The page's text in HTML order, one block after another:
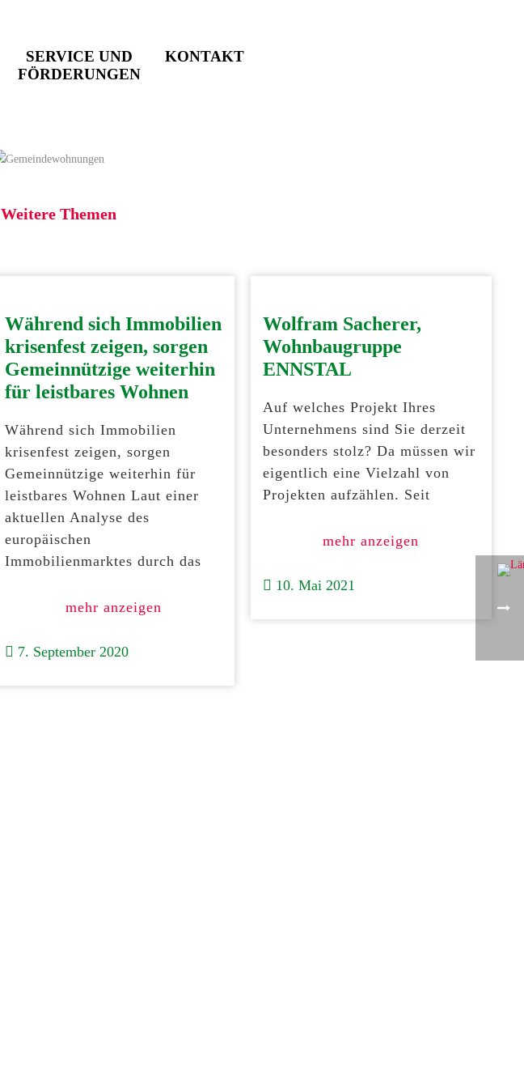
SERVICE UND
FÖRDERUNGEN
KONTAKT
Weitere Themen
Während sich Immobilien
krisenfest zeigen, sorgen
Gemeinnützige weiterhin
für leistbares Wohnen
Während sich Immobilien
krisenfest zeigen, sorgen
Gemeinnützige weiterhin für
leistbares Wohnen Laut einer
aktuellen Analyse des
europäischen
Immobilienmarktes durch das
mehr anzeigen
7. September 2020
Wolfram Sacherer,
Wohnbaugruppe
ENNSTAL
Auf welches Projekt Ihres
Unternehmens sind Sie derzeit
besonders stolz? Da müssen wir
eigentlich eine Vielzahl von
Projekten aufzählen. Seit
mehr anzeigen
10. Mai 2021